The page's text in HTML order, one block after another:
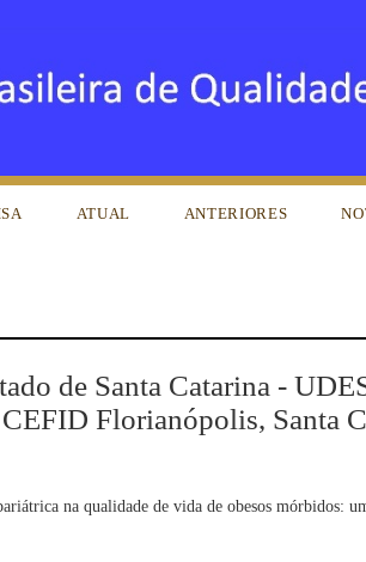
ATUAL ANTERIORES
de Santa Catarina -
Florianópolis, Santa
na qualidade de vida de obesos mórbidos: